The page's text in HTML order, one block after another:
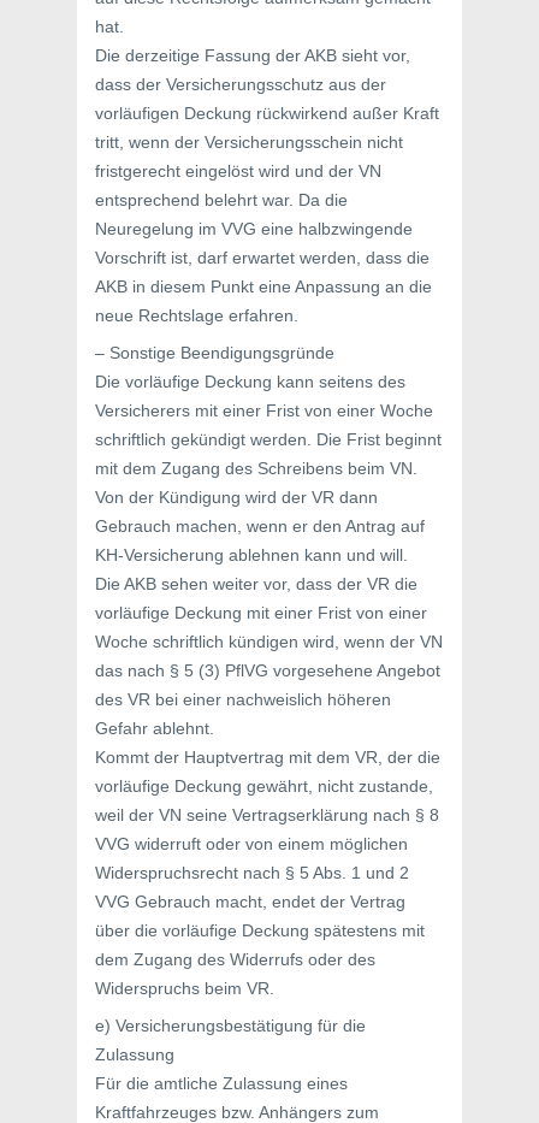
hat.
Die derzeitige Fassung der AKB sieht vor,
dass der Versicherungsschutz aus der
vorläufigen Deckung rückwirkend außer Kraft
tritt, wenn der Versicherungsschein nicht
fristgerecht eingelöst wird und der VN
entsprechend belehrt war. Da die
Neuregelung im VVG eine halbzwingende
Vorschrift ist, darf erwartet werden, dass die
AKB in diesem Punkt eine Anpassung an die
neue Rechtslage erfahren.
– Sonstige Beendigungsgründe
Die vorläufige Deckung kann seitens des
Versicherers mit einer Frist von einer Woche
schriftlich gekündigt werden. Die Frist beginnt
mit dem Zugang des Schreibens beim VN.
Von der Kündigung wird der VR dann
Gebrauch machen, wenn er den Antrag auf
KH-Versicherung ablehnen kann und will.
Die AKB sehen weiter vor, dass der VR die
vorläufige Deckung mit einer Frist von einer
Woche schriftlich kündigen wird, wenn der VN
das nach § 5 (3) PflVG vorgesehene Angebot
des VR bei einer nachweislich höheren
Gefahr ablehnt.
Kommt der Hauptvertrag mit dem VR, der die
vorläufige Deckung gewährt, nicht zustande,
weil der VN seine Vertragserklärung nach § 8
VVG widerruft oder von einem möglichen
Widerspruchsrecht nach § 5 Abs. 1 und 2
VVG Gebrauch macht, endet der Vertrag
über die vorläufige Deckung spätestens mit
dem Zugang des Widerrufs oder des
Widerspruchs beim VR.
e) Versicherungsbestätigung für die
Zulassung
Für die amtliche Zulassung eines
Kraftfahrzeuges bzw. Anhängers zum